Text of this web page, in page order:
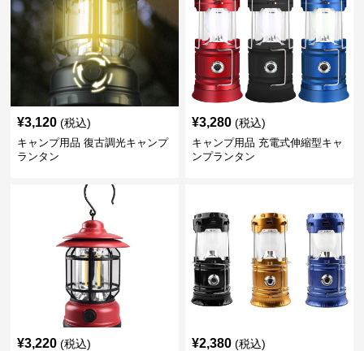
¥3,120 (税込)
キャンプ用品 復古調光キャンプ
ランタン
¥3,280 (税込)
キャンプ用品 充電式伸縮型キャ
ンプランタン
¥3,220 (税込) ¥2,380 (税込)